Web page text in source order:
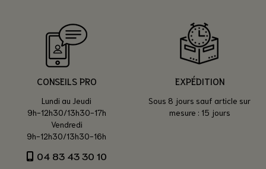
CONSEILS PRO
Lundi au Jeudi
9h-12h30/13h30-17h
Vendredi
9h-12h30/13h30-16h
04 83 43 30 10
EXPÉDITION
Sous 8 jours sauf article sur
mesure : 15 jours